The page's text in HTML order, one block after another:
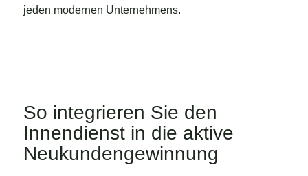
jeden modernen Unternehmens.
So integrieren Sie den
Innendienst in die aktive
Neukundengewinnung